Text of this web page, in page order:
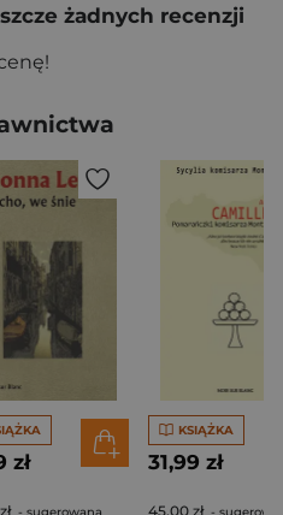
żadnych recenzji
zł
KSIĄŻKA
31,99 zł
45,00 zł